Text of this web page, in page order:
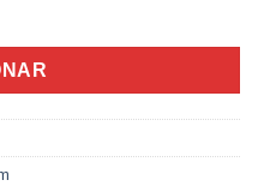
Masculino Roll-On Com